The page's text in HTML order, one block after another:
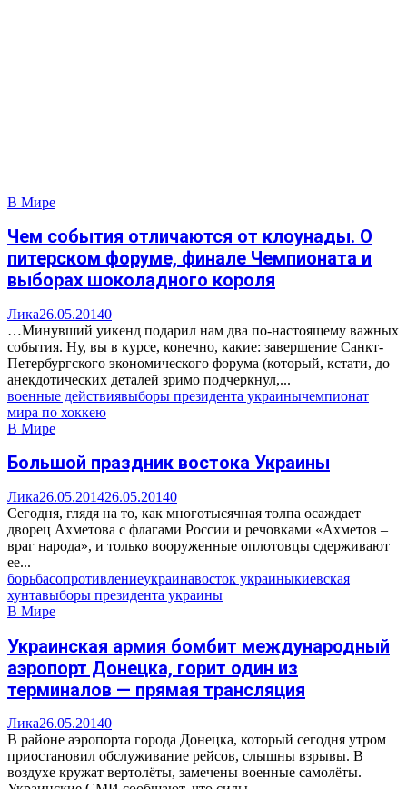
В Мире
Чем события отличаются от клоунады. О
питерском форуме, финале Чемпионата и
выборах шоколадного короля
Лика26.05.20140
…Минувший уикенд подарил нам два по-настоящему важных
события. Ну, вы в курсе, конечно, какие: завершение Санкт-
Петербургского экономического форума (который, кстати, до
анекдотических деталей зримо подчеркнул,...
военные действиявыборы президента украинычемпионат
мира по хоккею
В Мире
Большой праздник востока Украины
Лика26.05.201426.05.20140
Сегодня, глядя на то, как многотысячная толпа осаждает
дворец Ахметова с флагами России и речовками «Ахметов –
враг народа», и только вооруженные оплотовцы сдерживают
ее...
борьбасопротивлениеукраинавосток украиныкиевская
хунтавыборы президента украины
В Мире
Украинская армия бомбит международный
аэропорт Донецка, горит один из
терминалов — прямая трансляция
Лика26.05.20140
В районе аэропорта города Донецка, который сегодня утром
приостановил обслуживание рейсов, слышны взрывы. В
воздухе кружат вертолёты, замечены военные самолёты.